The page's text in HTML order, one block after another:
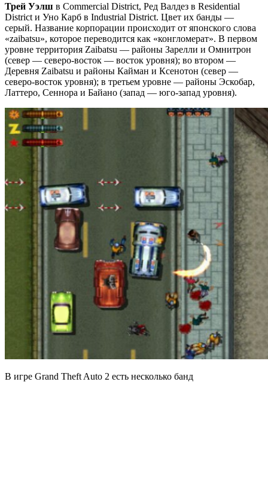
Трей Уэлш в Commercial District, Ред Валдез в Residential
District и Уно Карб в Industrial District. Цвет их банды —
серый. Название корпорации происходит от японского слова
«zaibatsu», которое переводится как «конгломерат». В первом
уровне территория Zaibatsu — районы Зарелли и Омнитрон
(север — северо-восток — восток уровня); во втором —
Деревня Zaibatsu и районы Кайман и Ксенотон (север —
северо-восток уровня); в третьем уровне — районы Эскобар,
Латтеро, Сеннора и Байано (запад — юго-запад уровня).
В игре Grand Theft Auto 2 есть несколько банд